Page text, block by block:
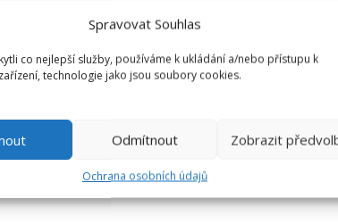
Spravovat Souhlas
co nejlepší služby, používáme k ukládání a/nebo přístupu k
technologie jako jsou soubory cookies.
Odmítnout Zobrazit
Ochrana osobních údajů
takže doporučujeme pro ochranu